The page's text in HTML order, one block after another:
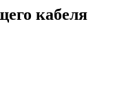
кабеля